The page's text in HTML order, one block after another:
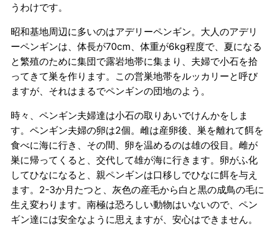
うわけです。
昭和基地周辺に多いのはアデリーペンギン。大人のアデリ
ーペンギンは、体長が70cm、体重が6kg程度で、夏になる
と繁殖のために集団で露岩地帯に集まり、夫婦で小石を拾
ってきて巣を作ります。この営巣地帯をルッカリーと呼び
ますが、それはまるでペンギンの団地のよう。
時々、ペンギン夫婦達は小石の取りあいでけんかをしま
す。ペンギン夫婦の卵は2個。雌は産卵後、巣を離れて餌を
食べに海に行き、その間、卵を温めるのは雄の役目。雌が
巣に帰ってくると、交代して雄が海に行きます。卵がふ化
してひなになると、親ペンギンは口移しでひなに餌を与え
ます。2-3か月たつと、灰色の産毛から白と黒の成鳥の毛に
生え変わります。南極は恐ろしい動物はいないので、ペン
ギン達には安全なように思えますが、安心はできません。